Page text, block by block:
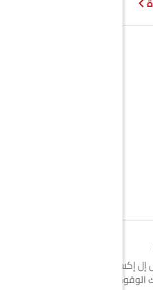
إكس لمعرفة المزيد عن
والمزيد.